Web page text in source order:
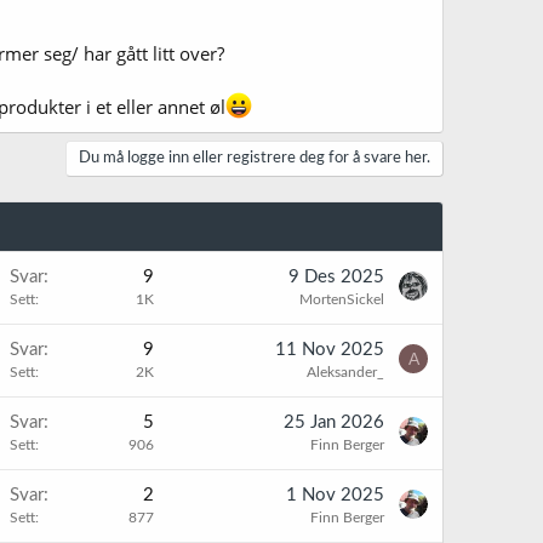
seg/ har gått litt over?
i et eller annet øl
Du må logge inn eller registrere deg for å svare her.
Svar 9
Sett 1K
9 Des 2025
MortenSickel
Svar 9
Sett 2K
11 Nov 2025
Aleksander_
A
Svar 5
Sett 906
25 Jan 2026
Finn Berger
Svar 2
Sett 877
1 Nov 2025
Finn Berger